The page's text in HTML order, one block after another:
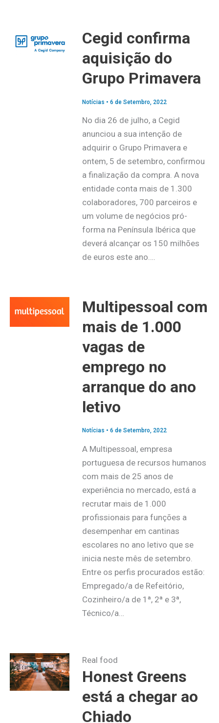
Cegid confirma
aquisição do
Grupo Primavera
Notícias • 6 de Setembro, 2022
No dia 26 de julho, a Cegid
anunciou a sua intenção de
adquirir o Grupo Primavera e
ontem, 5 de setembro, confirmou
a finalização da compra. A nova
entidade conta mais de 1.300
colaboradores, 700 parceiros e
um volume de negócios pró-
forma na Península Ibérica que
deverá alcançar os 150 milhões
de euros este ano….
Multipessoal com
mais de 1.000
vagas de
emprego no
arranque do ano
letivo
Notícias • 6 de Setembro, 2022
A Multipessoal, empresa
portuguesa de recursos humanos
com mais de 25 anos de
experiência no mercado, está a
recrutar mais de 1.000
profissionais para funções a
desempenhar em cantinas
escolares no ano letivo que se
inicia neste mês de setembro.
Entre os perfis procurados estão:
Empregado/a de Refeitório,
Cozinheiro/a de 1ª, 2ª e 3ª,
Técnico/a…
Real food
Honest Greens
está a chegar ao
Chiado